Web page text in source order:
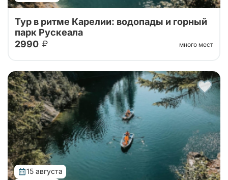
Автобусный тур в горный парк Рускеала из Санкт-
Петербурга, переезд на большом
комфортабельном автобусе прямиком до парка!
Тур в ритме Карелии: водопады и горный
парк Рускеала
2990
много мест
15 августа